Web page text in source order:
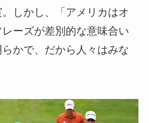
しかし、「アメリカはオ
ーズが差別的な意味合い
かで、だから人々はみな